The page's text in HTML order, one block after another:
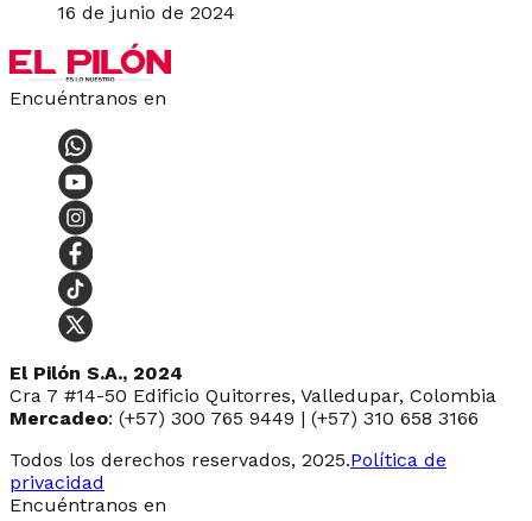
16 de junio de 2024
Encuéntranos en
El Pilón S.A., 2024
Cra 7 #14-50 Edificio Quitorres, Valledupar, Colombia
Mercadeo: (+57) 300 765 9449 | (+57) 310 658 3166
Todos los derechos reservados, 2025.Política de
privacidad
Encuéntranos en